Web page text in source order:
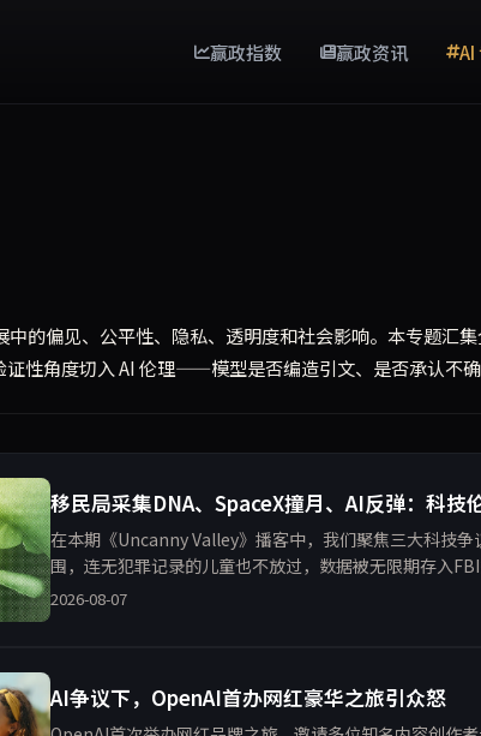
赢政指数 赢政资讯 AI
中的偏见、公平性、隐私、透明度和社会影响。本专题汇
性角度切入 AI 伦理——模型是否编造引文、是否承认不确
移民局采集DNA、SpaceX撞月、AI反弹：科技
在本期《Uncanny Valley》播客中，我们聚焦三大科技
围，连无犯罪记录的儿童也不放过，数据被无限期存入
理的空白；与此同时，全球范围内对AI的抵制声浪愈演愈
2026-08-07
AI争议下，OpenAI首办网红豪华之旅引众怒